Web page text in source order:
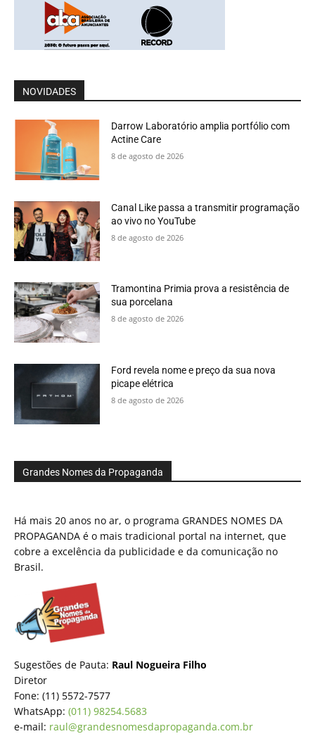
NOVIDADES
Darrow Laboratório amplia portfólio com
Actine Care
8 de agosto de 2026
Canal Like passa a transmitir programação
ao vivo no YouTube
8 de agosto de 2026
Tramontina Primia prova a resistência de
sua porcelana
8 de agosto de 2026
Ford revela nome e preço da sua nova
picape elétrica
8 de agosto de 2026
Grandes Nomes da Propaganda
Há mais 20 anos no ar, o programa GRANDES NOMES DA
PROPAGANDA é o mais tradicional portal na internet, que
cobre a excelência da publicidade e da comunicação no
Brasil.
Sugestões de Pauta: Raul Nogueira Filho
Diretor
Fone: (11) 5572-7577
WhatsApp: (011) 98254.5683
e-mail: raul@grandesnomesdapropaganda.com.br